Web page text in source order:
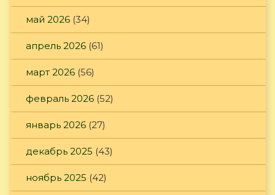
май 2026 (34)
апрель 2026 (61)
март 2026 (56)
февраль 2026 (52)
январь 2026 (27)
декабрь 2025 (43)
ноябрь 2025 (42)